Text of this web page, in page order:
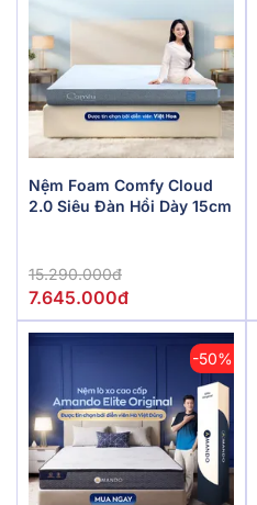
Nệm Foam Comfy Cloud
2.0 Siêu Đàn Hồi Dày 15cm
15.290.000đ
7.645.000đ
-50%